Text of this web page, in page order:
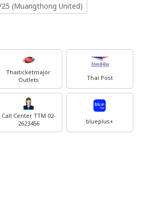
25 (Muangthong United)
Thaiticketmajor
Outlets
Thai Post
Call Center TTM 02-
2623456
blueplus+